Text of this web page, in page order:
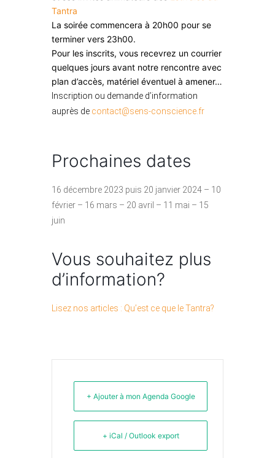
Tantra
La soirée commencera à 20h00 pour se
terminer vers 23h00.
Pour les inscrits, vous recevrez un courrier
quelques jours avant notre rencontre avec
plan d’accès, matériel éventuel à amener…
Inscription ou demande d’information
auprès de contact@sens-conscience.fr
Prochaines dates
16 décembre 2023 puis 20 janvier 2024 – 10
février – 16 mars – 20 avril – 11 mai – 15
juin
Vous souhaitez plus
d’information?
Lisez nos articles : Qu’est ce que le Tantra?
+ Ajouter à mon Agenda Google
+ iCal / Outlook export